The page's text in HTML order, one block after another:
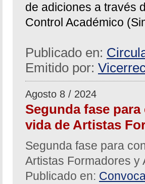
de adiciones a través
Control Académico
Publicado en:
Emitido por:
Agosto 8 / 2024
Segunda fase
vida de Artistas
Segunda fase para
Artistas Formadores
Publicado en: